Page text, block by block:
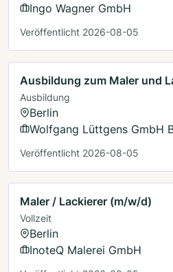
Ingo Wagner GmbH
Veröffentlicht 2026-08-05
Ausbildung zum Maler und
Ausbildung
Berlin
Wolfgang Lüttgens GmbH
Veröffentlicht 2026-08-05
Maler / Lackierer (m/w/d)
Vollzeit
Berlin
InoteQ Malerei GmbH